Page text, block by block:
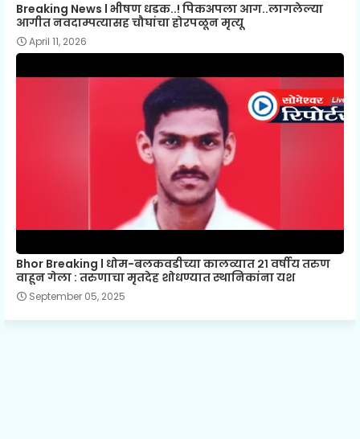
Breaking News l भीषण धडक..! पिकअपला आग..लागलेल्या
आगीत नवदाम्पत्यासह चौघांचा होरपळून मृत्यू
April 11, 2026
Bhor Breaking l धोम-बलकवडीच्या कालव्यात २१ वर्षीय तरुण
वाहून गेला : तरुणाचा मृतदेह शोधण्यात स्थानिकांना यश
September 05, 2025